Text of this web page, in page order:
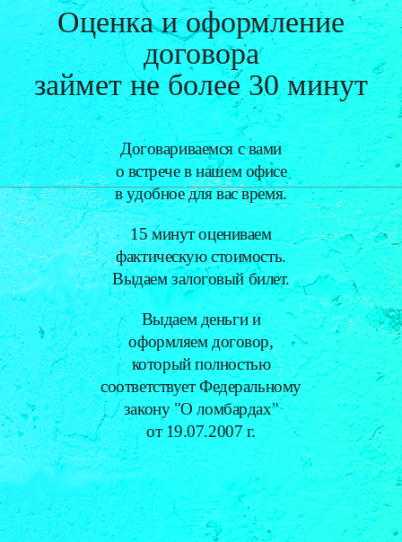
Оценка и оформление
договора
займетне более 30 минут
Договариваемся с вами
о встрече в нашем офисе
в удобное для вас время.
15 минут оцениваем
фактическую стоимость.
Выдаем залоговый билет.
Выдаем деньги и
оформляем договор,
который полностью
соответствует Федеральному
закону "О ломбардах"
от 19.07.2007 г.